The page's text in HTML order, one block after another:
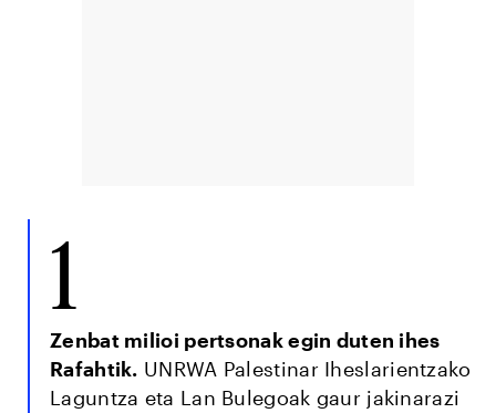
1
Zenbat milioi pertsonak egin duten ihes
Rafahtik. UNRWA Palestinar Iheslarientzako
Laguntza eta Lan Bulegoak gaur jakinarazi